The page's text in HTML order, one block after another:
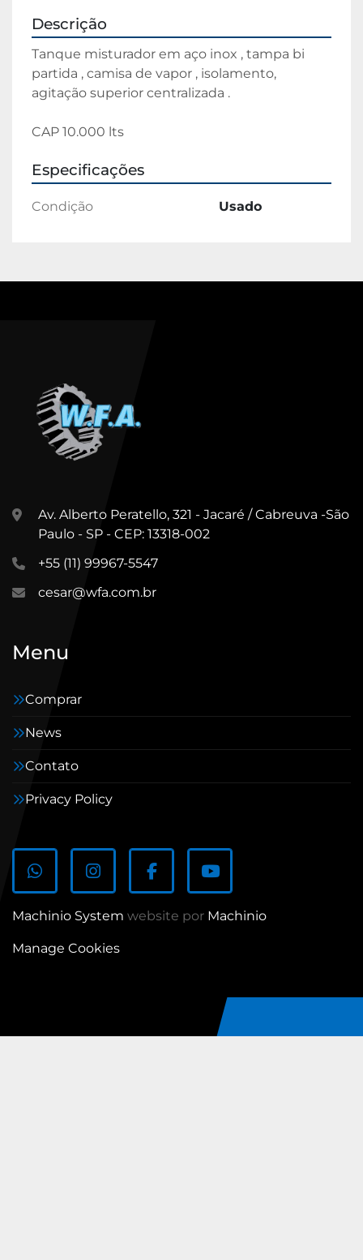
Descrição
Tanque misturador em aço inox , tampa bi
partida , camisa de vapor , isolamento,
agitação superior centralizada .
CAP 10.000 lts
Especificações
Condição Usado
Av. Alberto Peratello, 321 - Jacaré / Cabreuva -São
Paulo - SP - CEP: 13318-002
+55 (11) 99967-5547
cesar@wfa.com.br
Menu
Comprar
News
Contato
Privacy Policy
whatsappinstagramfacebookyoutube
Machinio System website por Machinio
Manage Cookies